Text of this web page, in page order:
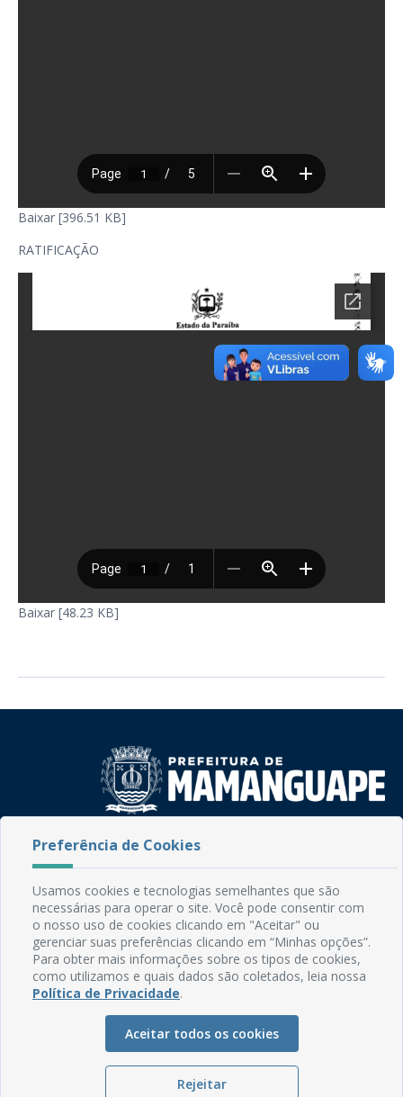
Baixar [396.51 KB]
RATIFICAÇÃO
Baixar [48.23 KB]
Rua do Imperador, 78, Centro
CEP: 58.280-000 - Mamanguape/PB
Email: comunicacao@mamanguape.pb.gov.br
Expediente: Segunda à Sexta, das 08h às 13h
Mapa do Site
Perguntas frequentes
Manual de Navegação
Glossário
Ouvidoria
Serviços Internos
Preferência de Cookies
Usamos cookies e tecnologias semelhantes que são
necessárias para operar o site. Você pode consentir com
o nosso uso de cookies clicando em "Aceitar" ou
gerenciar suas preferências clicando em “Minhas opções”.
Para obter mais informações sobre os tipos de cookies,
como utilizamos e quais dados são coletados, leia nossa
Política de Privacidade.
Aceitar todos os cookies
Rejeitar